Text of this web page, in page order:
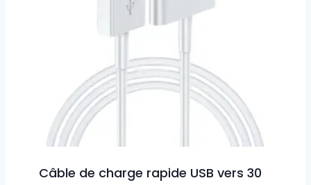
Câble de charge rapide USB vers 30